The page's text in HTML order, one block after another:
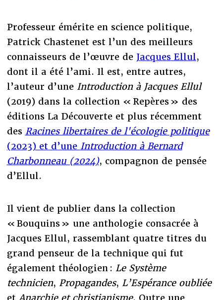
Professeur émérite en science politique,
Patrick Chastenet est l’un des meilleurs
connaisseurs de l’œuvre de Jacques Ellul,
dont il a été l’ami. Il est, entre autres,
l’auteur d’une Introduction à Jacques Ellul
(2019) dans la collection « Repères » des
éditions La Découverte et plus récemment
des Racines libertaires de l'écologie politique
(2023) et d’une Introduction à Bernard
Charbonneau (2024), compagnon de pensée
d’Ellul.
Il vient de publier dans la collection
« Bouquins » une anthologie consacrée à
Jacques Ellul, rassemblant quatre titres du
grand penseur de la technique qui fut
également théologien : Le Système
technicien, Propagandes, L’Espérance oubliée